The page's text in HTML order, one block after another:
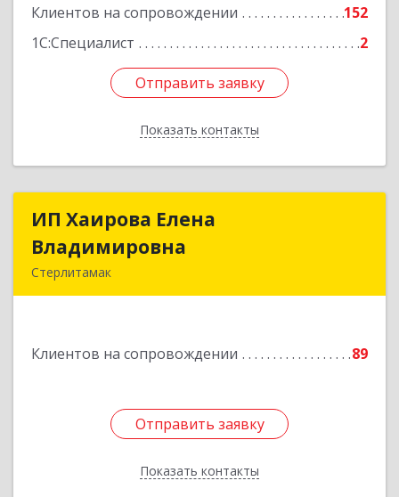
Клиентов на сопровождении
152
1С:Специалист
2
Отправить заявку
Показать контакты
Подробнее
Отправить заявку
Назад
ИП Хаирова Елена
Владимировна
Стерлитамак
Клиентов на сопровождении 89
Отправить заявку
Показать контакты
ИП Хаирова Елена
Отправить заявку
Назад